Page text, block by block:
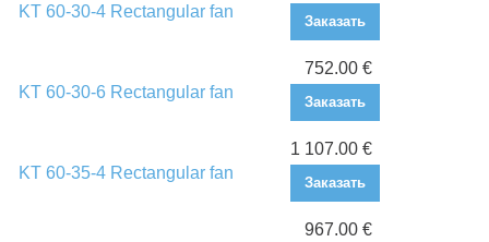
KT 60-30-4 Rectangular fan
Заказать
KT 60-30-6 Rectangular fan
752.00 €
Заказать
KT 60-35-4 Rectangular fan
1 107.00 €
Заказать
967.00 €